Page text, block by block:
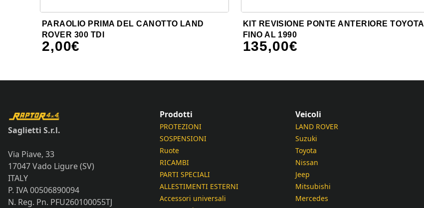
PARAOLIO PRIMA DEL CANOTTO LAND
ROVER 300 TDI
2,00€
KIT REVISIONE PONTE ANTERIORE TOYOTA
FINO AL 1990
135,00€
Saglietti S.r.l.
Via Piave, 33
17047 Vado Ligure (SV)
ITALY
P. IVA 00506890094
N. Reg. Pn. PFU260100055TJ
Prodotti
PROTEZIONI
SOSPENSIONI
Ruote
RICAMBI
PARTI SPECIALI
ALLESTIMENTI ESTERNI
Accessori universali
Veicoli
LAND ROVER
Suzuki
Toyota
Nissan
Jeep
Mitsubishi
Mercedes